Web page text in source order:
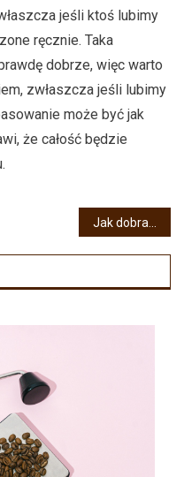
jeśli ktoś lubimy
ręcznie. Taka
dobrze, więc warto
zwłaszcza jeśli lubimy
może być jak
że całość będzie